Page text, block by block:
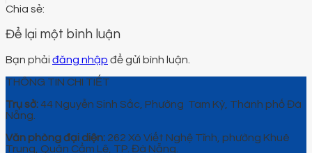
Để lại một bình luận
Bạn phải đăng nhập để gửi bình luận.
THÔNG TIN CHI TIẾT
Trụ sở: 44 Nguyễn Sinh Sắc, Phường Tam Kỳ, Thành phố Đà
Nẵng.
Văn phòng đại diện: 262 Xô Viết Nghệ Tĩnh, phường Khuê
Trung, Quận Cẩm Lệ, TP. Đà Nẵng.